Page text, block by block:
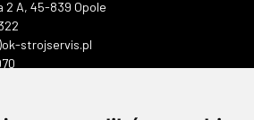
2 A, 45-839 Opole
strojservis.pl
strojservis.pl